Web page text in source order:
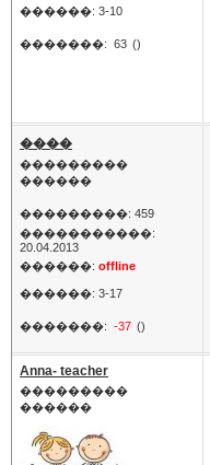
������: 3-10
�������: 63 ()
����
���������
������
���������: 459
�����������:
20.04.2013
������: offline
������: 3-17
�������: -37 ()
Anna- teacher
���������
������